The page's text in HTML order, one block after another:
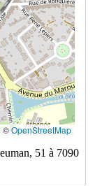
©OpenStreetMap
51 à 7090